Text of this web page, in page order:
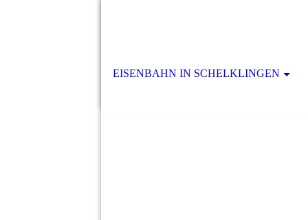
EISENBAHN IN SCHELKLINGEN